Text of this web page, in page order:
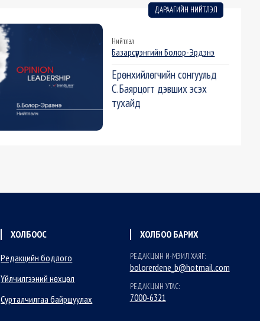
ДАРААГИЙН НИЙТЛЭЛ
Нийтлэл
Базарсүрэнгийн Болор-Эрдэнэ
Ерөнхийлөгчийн сонгуульд
С.Баярцогт дэвших эсэх
тухайд
ХОЛБООС
Редакцийн бодлого
Үйлчилгээний нөхцөл
Сурталчилгаа байршуулах
ХОЛБОО БАРИХ
РЕДАКЦЫН И-МЭИЛ ХАЯГ:
bolorerdene_b@hotmail.com
РЕДАКЦЫН УТАС:
7000-6321